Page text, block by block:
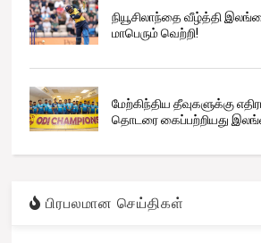
நியூசிலாந்தை வீழ்த்தி
மாபெரும் வெற்றி!
மேற்கிந்திய தீவுகளுக்கு
தொடரை கைப்பற்றியது
பிரபலமான செய்திகள்